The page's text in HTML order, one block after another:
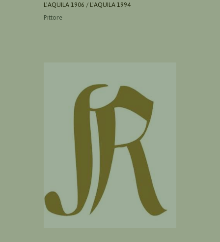
L'AQUILA 1906 / L'AQUILA 1994
Pittore